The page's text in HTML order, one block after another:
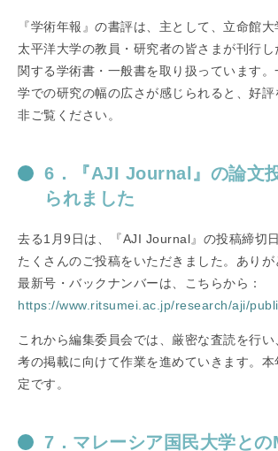
『学術年報』の書評は、主として、立命館
太平洋大学の教員・研究者の皆さまが刊行し
関する学術書・一般書を取り扱っています
学での研究の幅の広さが感じられると、好
非ご覧ください。
6．『AJI Journal』の論文
られました
去る1月9日は、『AJI Journal』の投稿締切
たくさんのご投稿をいただきました。ありが
最新号・バックナンバーは、こちらから：
https://www.ritsumei.ac.jp/research/aji/
これから編集委員会では、厳密な査読を行
考の掲載に向けて作業を進めていきます。
定です。
7．マレーシア国民大学と